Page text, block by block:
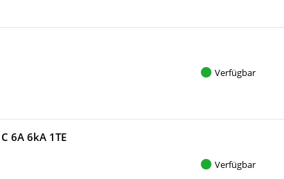
Verfügbar
6A 6kA 1TE
Verfügbar